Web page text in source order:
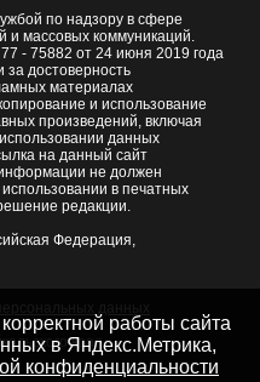
по надзору в сфере
и массовых коммуникаций.
- 75882 от 24 июня 2019 года
за достоверность
материалах
и использование
произведений, включая
данных
на данный сайт
не должен
в печатных
редакции.
Федерация,
края
работы сайта
в Яндекс.Метрика,
конфиденциальности